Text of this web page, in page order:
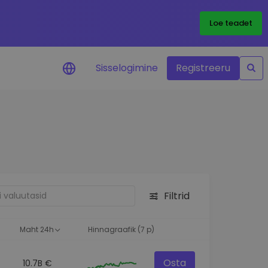
Loe teadet
Sisselogimine Registreeru
Filtrid
Maht 24h Hinnagraafik (7 p)
10.7B € Osta